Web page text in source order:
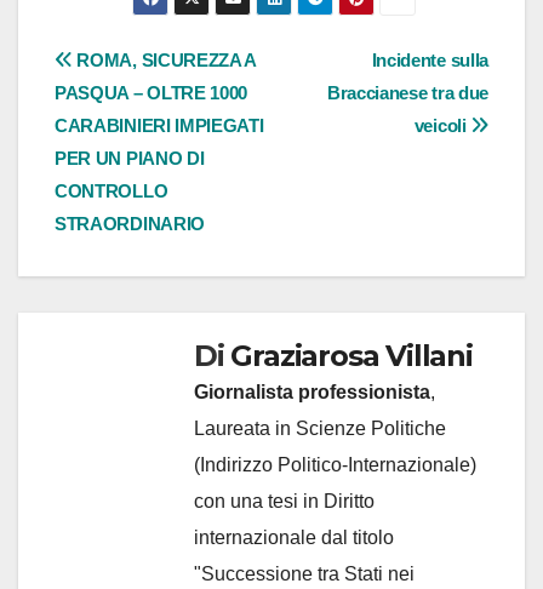
Navigazione
articoli
Incidente sulla
Braccianese tra due
veicoli
ROMA, SICUREZZA A
PASQUA – OLTRE 1000
CARABINIERI IMPIEGATI
PER UN PIANO DI
CONTROLLO
STRAORDINARIO
Di Graziarosa Villani
Giornalista professionista,
Laureata in Scienze Politiche
(Indirizzo Politico-Internazionale)
con una tesi in Diritto
internazionale dal titolo
"Successione tra Stati nei